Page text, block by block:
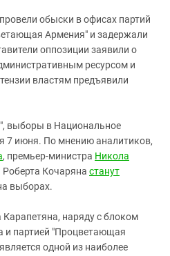
КАВКАЗ ЗА ПАЛЕСТИНУ
ИНАКОМЫСЛИЕ В ЧЕЧНЕ
ПРЕСЛЕДОВАНИЕ АКТИВИСТОВ
МОБИЛИЗАЦИЯ И ПРОТЕСТЫ
обыски в офисах партий
Армения" и задержали
оппозиции заявили о
ресурсом и
властям предъявили
", выборы в Национальное
7 июня. По мнению аналитиков,
, премьер-министра Никола
Роберта Кочаряна станут
выборах.
наряду с блоком
и партией "Процветающая
одной из наиболее